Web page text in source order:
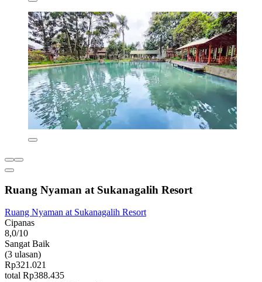
Ruang Nyaman at Sukanagalih Resort
Ruang Nyaman at Sukanagalih Resort
Cipanas
8,0/10
Sangat Baik
(3 ulasan)
Rp321.021
total Rp388.435